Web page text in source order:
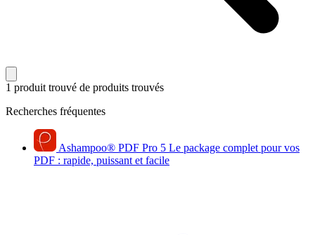
1 produit trouvé de produits trouvés
Recherches fréquentes
Ashampoo® PDF Pro 5 Le package complet pour vos
PDF : rapide, puissant et facile